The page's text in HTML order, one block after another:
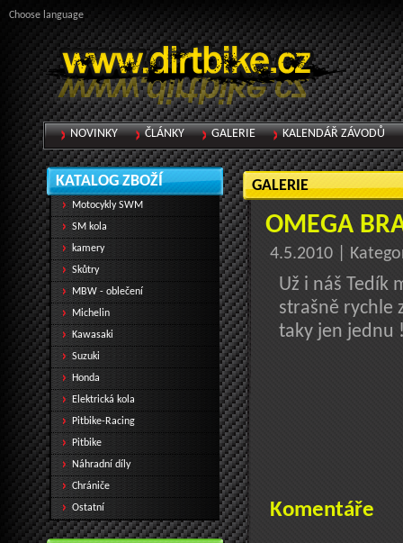
GALERIE
OMEGA
4.5.2010 |
Už i náš Tedík
strašně rychle
taky jen jednu
Komentáře
KATALOG ZBOŽÍ
Motocykly SWM
SM kola
kamery
Skůtry
MBW - oblečení
Michelin
Kawasaki
Suzuki
Honda
Elektrická kola
Pitbike-Racing
Pitbike
Náhradní díly
Chrániče
Ostatní
NOVINKY ČLÁNKY GALERIE KALENDÁŘ ZÁVODŮ
Choose language